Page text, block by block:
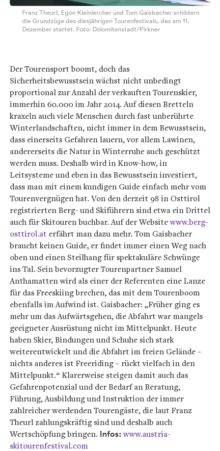
Franz Theurl, Egon Kleinlercher und Tom Gaisbacher schildern
die Grundzüge des diesjährigen Tourenfestivals, das am 11.
Dezember startet. Foto: Dolomitenstadt/Pirkner
Der Tourensport boomt, doch das
Sicherheitsbewusstsein wächst nicht unbedingt
proportional zur Anzahl der verkauften Tourenskier,
immerhin 60.000 im Jahr 2014. Auf diesen Bretteln
kraxeln auch viele Menschen durch fast unberührte
Winterlandschaften, nicht immer in dem Bewusstsein,
dass einerseits Gefahren lauern, vor allem Lawinen,
andererseits die Natur in Winterruhe auch geschützt
werden muss. Deshalb wird in Know-how, in
Leitsysteme und eben in das Bewusstsein investiert,
dass man mit einem kundigen Guide einfach mehr vom
Tourenvergnügen hat. Von den derzeit 98 in Osttirol
registrierten Berg- und Skiführern sind etwa ein Drittel
auch für Skitouren buchbar. Auf der Websitewww.berg-
osttirol.at erfährt man dazu mehr. Tom Gaisbacher
braucht keinen Guide, er findet immer einen Weg nach
oben und einen Steilhang für spektakuläre Schwünge
ins Tal. Sein bevorzugter Tourenpartner Samuel
Anthamatten wird als einer der Referenten eine Lanze
für das Freeskiing brechen, das mit dem Tourenboom
ebenfalls im Aufwind ist. Gaisbacher: „Früher ging es
mehr um das Aufwärtsgehen, die Abfahrt war mangels
geeigneter Ausrüstung nicht im Mittelpunkt. Heute
haben Skier, Bindungen und Schuhe sich stark
weiterentwickelt und die Abfahrt im freien Gelände –
nichts anderes ist Freeriding – rückt vielfach in den
Mittelpunkt.“ Klarerweise steigen damit auch das
Gefahrenpotenzial und der Bedarf an Beratung,
Führung, Ausbildung und Instruktion der immer
zahlreicher werdenden Tourengäste, die laut Franz
Theurl zahlungskräftig sind und deshalb auch
Wertschöpfung bringen. Infos: www.austria-
skitourenfestival.com